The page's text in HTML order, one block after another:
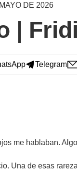
DE 2026
|
Telegram
me hablaban.
Una de esas